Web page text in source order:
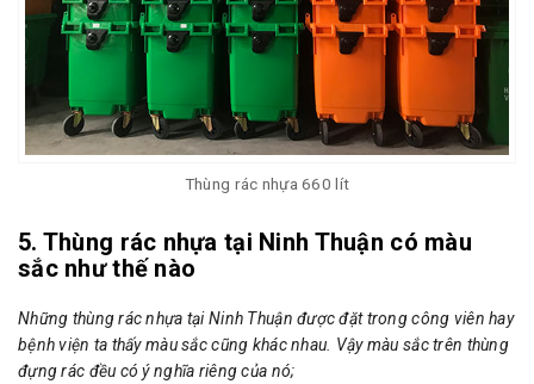
Thùng rác nhựa 660 lít
5. Thùng rác nhựa tại Ninh Thuận có màu
sắc như thế nào
Những thùng rác nhựa tại Ninh Thuận được đặt trong công viên hay
bệnh viện ta thấy màu sắc cũng khác nhau. Vậy màu sắc trên thùng
đựng rác đều có ý nghĩa riêng của nó;